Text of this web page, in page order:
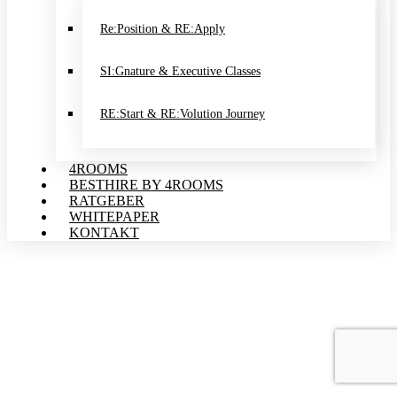
Re:Position & RE:Apply
SI:Gnature & Executive Classes
RE:Start & RE:Volution Journey
4ROOMS
BESTHIRE BY 4ROOMS
RATGEBER
WHITEPAPER
KONTAKT